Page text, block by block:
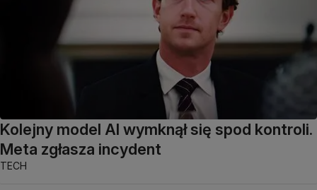
Kolejny model AI wymknął się spod kontroli.
Meta zgłasza incydent
TECH